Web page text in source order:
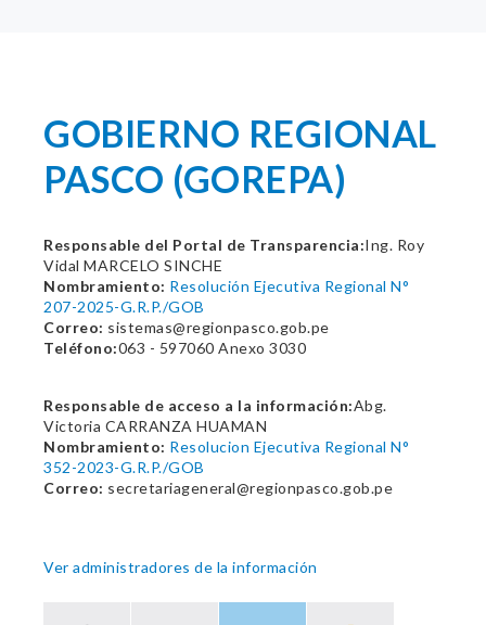
GOBIERNO REGIONAL
PASCO (GOREPA)
Responsable del Portal de Transparencia:Ing. Roy
Vidal MARCELO SINCHE
Nombramiento: Resolución Ejecutiva Regional N°
207-2025-G.R.P./GOB
Correo: sistemas@regionpasco.gob.pe
Teléfono:063 - 597060 Anexo 3030
Responsable de acceso a la información:Abg.
Victoria CARRANZA HUAMAN
Nombramiento: Resolucion Ejecutiva Regional N°
352-2023-G.R.P./GOB
Correo: secretariageneral@regionpasco.gob.pe
Ver administradores de la información